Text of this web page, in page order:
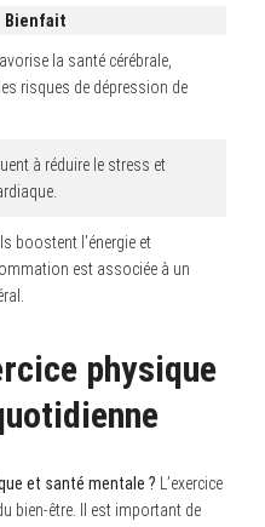
Bienfait
la santé cérébrale,
risques de dépression de
à réduire le stress et
boostent l’énergie et
est associée à un
physique
et santé mentale ? L’exercice
bien-être. Il est important de